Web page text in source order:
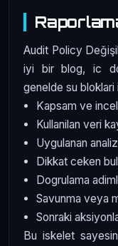
Audit Policy
iyi bir blog, ic
genelde su bloklari
Kapsam ve
Kullanilan veri
Uygulanan
Dikkat ceken
Dogrulama
Savunma veya
Sonraki
Bu iskelet